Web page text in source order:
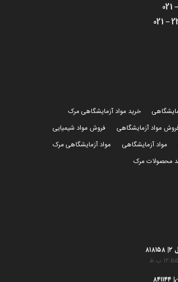
خرید مواد آزمایشگاهی مرک
مواد آزمایشگاهی
فروش مواد شیمیایی
مواد آزمایشگاهی
مواد آزمایشگاهی مرک
محصولات مرک